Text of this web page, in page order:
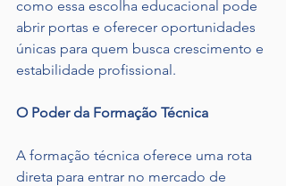
como essa escolha educacional pode
abrir portas e oferecer oportunidades
únicas para quem busca crescimento e
estabilidade profissional.
O Poder da Formação Técnica
A formação técnica oferece uma rota
direta para entrar no mercado de